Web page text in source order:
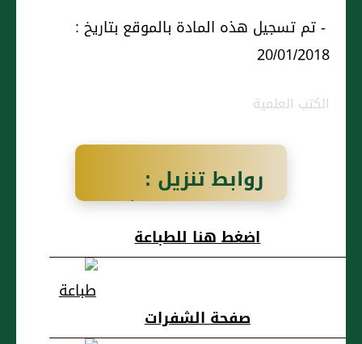
- تم تسجيل هذه المادة بالموقع بتاريخ :
20/01/2018
الكتب العلمية
روابط تنزيل :
مَالِكٌ عَنْ نَافِعٍ أَنَّ
صَفِيَّةَ بِنْتَ أَبِي
عَيْنَيْهَا وَهِيَ حَادٌّ
اضغط هنا للطباعة
صفحة الشفرات